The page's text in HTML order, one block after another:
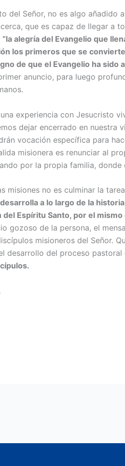
del Señor, no es algo
que es capaz de llegar a
“la alegría del Evangelio que
los pri­meros que se
de que el Evangelio ha sido
anuncio, para luego
experiencia con Jesu­cristo
dejar encerrado en nues­tra
vocación específica para
misionera es renunciar al
por la propia familia,
misiones no es culmi­nar la
a lo largo de la
Espíri­tu Santo, por el mismo
gozoso de la persona, el
misioneros del Señor.
desarrollo del proceso